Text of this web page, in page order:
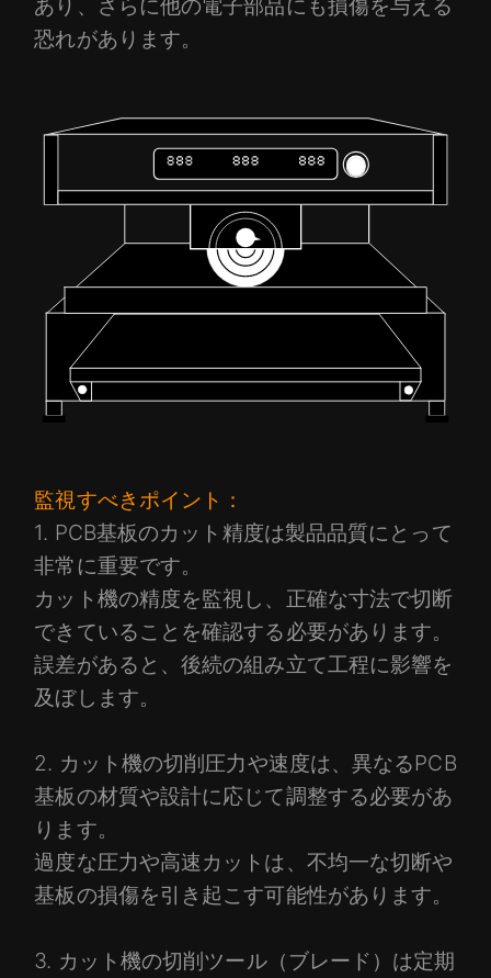
恐れがあります。
監視すべきポイント：
1. PCB基板のカット精度は製品品質にとって
非常に重要です。
カット機の精度を監視し、正確な寸法で切断
できていることを確認する必要があります。
誤差があると、後続の組み立て工程に影響を
及ぼします。
2. カット機の切削圧力や速度は、異なるPCB
基板の材質や設計に応じて調整する必要があ
ります。
過度な圧力や高速カットは、不均一な切断や
基板の損傷を引き起こす可能性があります。
3. カット機の切削ツール（ブレード）は定期